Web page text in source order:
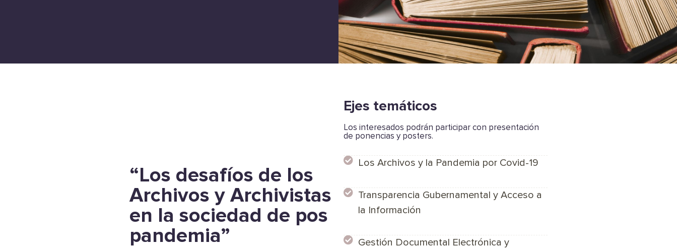
“Los desafíos de los
Archivos y Archivistas
en la sociedad de pos
pandemia”
Ejes temáticos
Los interesados podrán participar con presentación
de ponencias y posters.
Los Archivos y la Pandemia por Covid-19
Transparencia Gubernamental y Acceso a
la Información
Gestión Documental Electrónica y